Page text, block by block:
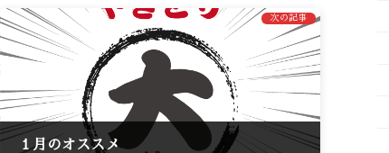
次の記事
１月のオススメ